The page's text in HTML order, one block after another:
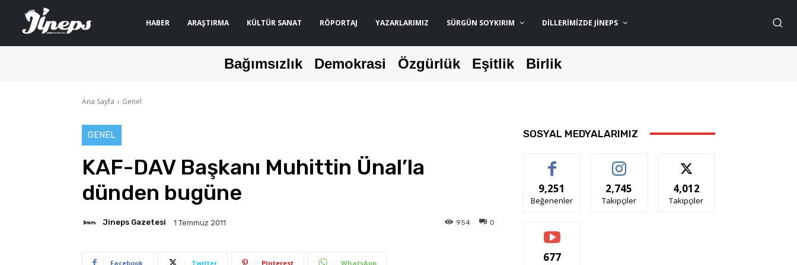
HABER ARAŞTIRMA KÜLTÜR SANAT RÖPORTAJ YAZARLARIMIZ SÜRGÜN SOYKIRIM DILLERIMIZDE JİNEPS
Bağımsızlık Demokrasi Özgürlük Eşitlik Birlik
Ana Sayfa Genel
GENEL
KAF-DAV Başkanı Muhittin Ünal’la
dünden bugüne
Jineps Gazetesi 1 Temmuz 2011 0
954
Facebook Twitter Pinterest WhatsApp
SOSYAL MEDYALARIMIZ
9,251
Beğenenler
2,745
Takipçiler
4,012
Takipçiler
677